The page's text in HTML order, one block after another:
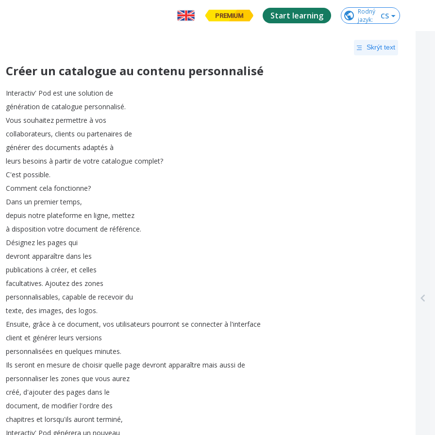
PREMIUM Start learning
Rodný
jazyk: CS
Skrýt text
Créer un catalogue au contenu personnalisé
Interactiv' Pod est une solution de
génération de catalogue personnalisé.
Vous souhaitez permettre à vos
collaborateurs, clients ou partenaires de
générer des documents adaptés à
leurs besoins à partir de votre catalogue complet?
C'est possible.
Comment cela fonctionne?
Dans un premier temps,
depuis notre plateforme en ligne, mettez
à disposition votre document de référence.
Désignez les pages qui
devront apparaître dans les
publications à créer, et celles
facultatives. Ajoutez des zones
personnalisables, capable de recevoir du
texte, des images, des logos.
Ensuite, grâce à ce document, vos utilisateurs pourront se connecter à l'interface
client et générer leurs versions
personnalisées en quelques minutes.
Ils seront en mesure de choisir quelle page devront apparaître mais aussi de
personnaliser les zones que vous aurez
créé, d'ajouter des pages dans le
document, de modifier l'ordre des
chapitres et lorsqu'ils auront terminé,
Interactiv' Pod générera un nouveau